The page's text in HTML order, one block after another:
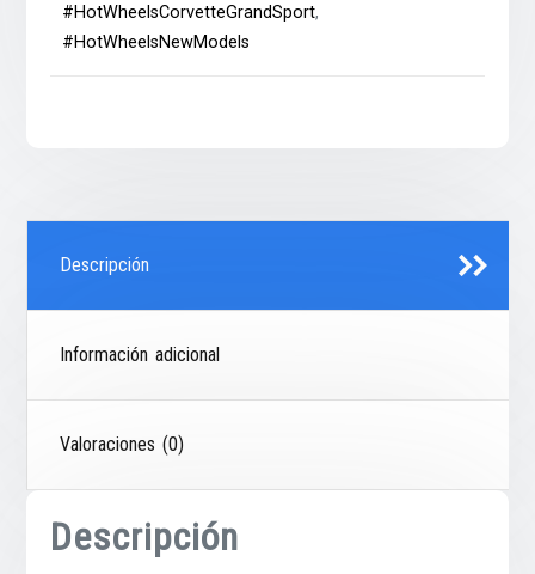
#HotWheelsCorvetteGrandSport,
#HotWheelsNewModels
Descripción
Información adicional
Valoraciones (0)
Descripción